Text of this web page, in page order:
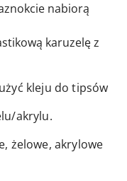
nabiorą
karuzelę z
kleju do tipsów
akrylu.
żelowe, akrylowe